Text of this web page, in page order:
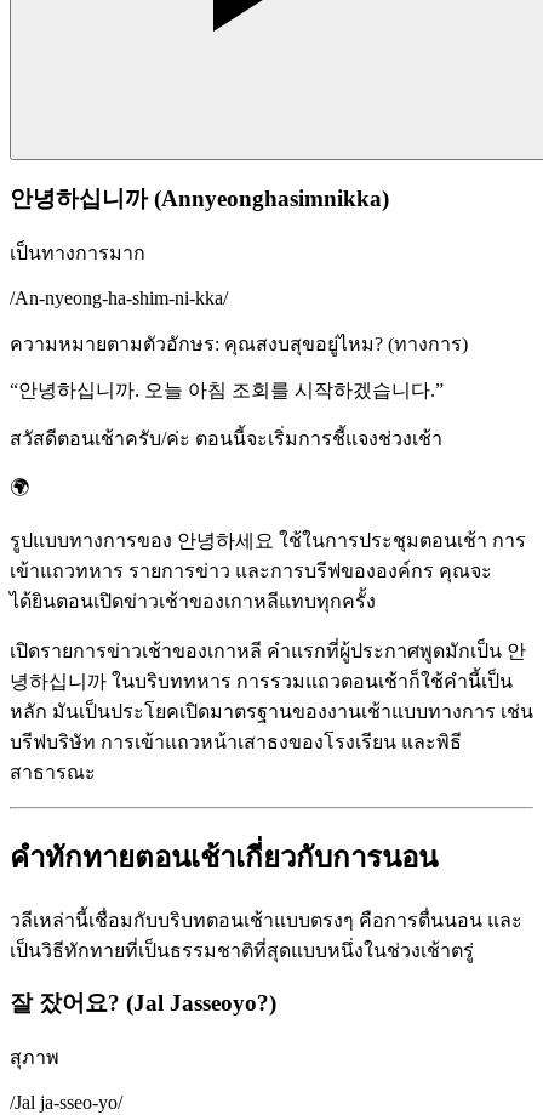
안녕하십니까 (Annyeonghasimnikka)
เป็นทางการมาก
/An-nyeong-ha-shim-ni-kka/
ความหมายตามตัวอักษร: คุณสงบสุขอยู่ไหม? (ทางการ)
“안녕하십니까. 오늘 아침 조회를 시작하겠습니다.”
สวัสดีตอนเช้าครับ/ค่ะ ตอนนี้จะเริ่มการชี้แจงช่วงเช้า
🌍
รูปแบบทางการของ 안녕하세요 ใช้ในการประชุมตอนเช้า การ
เข้าแถวทหาร รายการข่าว และการบรีฟขององค์กร คุณจะ
ได้ยินตอนเปิดข่าวเช้าของเกาหลีแทบทุกครั้ง
เปิดรายการข่าวเช้าของเกาหลี คำแรกที่ผู้ประกาศพูดมักเป็น 안
녕하십니까 ในบริบททหาร การรวมแถวตอนเช้าก็ใช้คำนี้เป็น
หลัก มันเป็นประโยคเปิดมาตรฐานของงานเช้าแบบทางการ เช่น
บรีฟบริษัท การเข้าแถวหน้าเสาธงของโรงเรียน และพิธี
สาธารณะ
คำทักทายตอนเช้าเกี่ยวกับการนอน
วลีเหล่านี้เชื่อมกับบริบทตอนเช้าแบบตรงๆ คือการตื่นนอน และ
เป็นวิธีทักทายที่เป็นธรรมชาติที่สุดแบบหนึ่งในช่วงเช้าตรู่
잘 잤어요? (Jal Jasseoyo?)
สุภาพ
/Jal ja-sseo-yo/